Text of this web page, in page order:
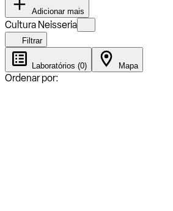
Adicionar mais
Cultura Neisseria
Filtrar
Laboratórios (0) Mapa
Ordenar por: